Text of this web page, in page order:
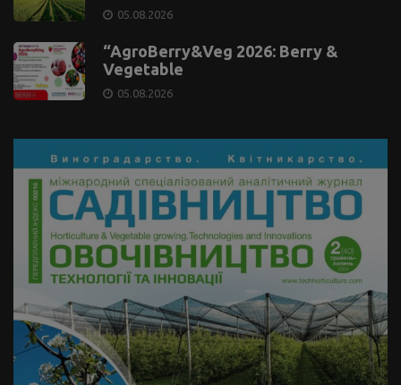
05.08.2026
“AgroBerry&Veg 2026: Berry &
Vegetable
05.08.2026